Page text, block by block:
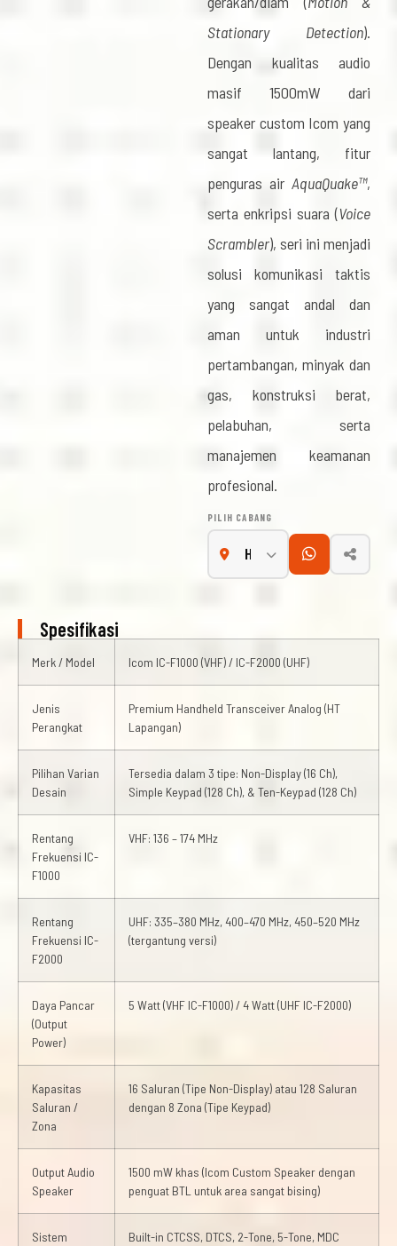
Stationary Detection).
Dengan kualitas audio
masif 1500mW dari
speaker custom Icom yang
sangat lantang, fitur
penguras air AquaQuake™,
serta enkripsi suara (Voice
Scrambler), seri ini menjadi
solusi komunikasi taktis
yang sangat andal dan
aman untuk industri
pertambangan, minyak dan
gas, konstruksi berat,
pelabuhan, serta
manajemen keamanan
profesional.
PILIH CABANG
Spesifikasi
Merk / Model Icom IC-F1000 (VHF) / IC-F2000 (UHF)
Jenis
Perangkat
Premium Handheld Transceiver Analog (HT
Lapangan)
Pilihan Varian
Desain
Tersedia dalam 3 tipe: Non-Display (16 Ch),
Simple Keypad (128 Ch), & Ten-Keypad (128 Ch)
Rentang
Frekuensi IC-
F1000
VHF: 136 – 174 MHz
Rentang
Frekuensi IC-
F2000
UHF: 335–380 MHz, 400–470 MHz, 450–520 MHz
(tergantung versi)
Daya Pancar
(Output
Power)
5 Watt (VHF IC-F1000) / 4 Watt (UHF IC-F2000)
Kapasitas
Saluran /
Zona
16 Saluran (Tipe Non-Display) atau 128 Saluran
dengan 8 Zona (Tipe Keypad)
Output Audio
Speaker
1500 mW khas (Icom Custom Speaker dengan
penguat BTL untuk area sangat bising)
Sistem
Built-in CTCSS, DTCS, 2-Tone, 5-Tone, MDC